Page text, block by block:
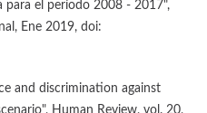
para el período 2008 - 2017",
Ene 2019, doi:
and discrimination against
Human Review, vol. 20,